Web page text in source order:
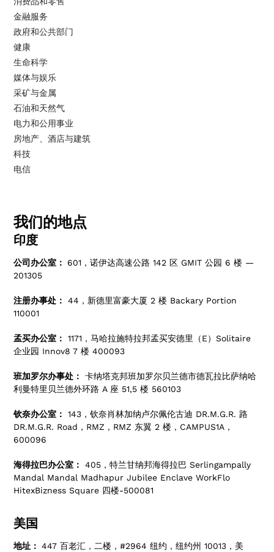
金融服务
政府和公共部门
健康
生命科学
媒体与娱乐
采矿与金属
石油和天然气
电力和公用事业
房地产、酒店与建筑
科技
电信
我们的地点
印度
公司办公室： 601，诺伊达高速公路 142 区 GMIT 公园 6 楼 —
201305
注册办事处：
44，新德里富豪大厦 2 楼 Backary Portion
110001
孟买办公室：
1171，马哈拉施特拉邦孟买安德里（E）Solitaire
企业园 Innov8 7 楼 400093
班加罗尔办事处：
卡纳塔克邦班加罗尔贝兰德市德瓦拉比萨纳哈
利曼特里贝兰德外环路 A 座 51,5 楼 560103
钦奈办公室：
143，钦奈肖林加纳卢尔佩伦古迪 DR.M.G.R. 路
DR.M.G.R. Road，RMZ，RMZ 东翼 2 楼，CAMPUS1A，
600096
海得拉巴办公室：
405，特兰甘纳邦海得拉巴 Serlingampally
Mandal Mandal Madhapur Jubilee Enclave WorkFlo
HitexBizness Square 四楼-500081
美国
地址：447 百老汇，二楼，#2964 纽约，纽约州 10013，美